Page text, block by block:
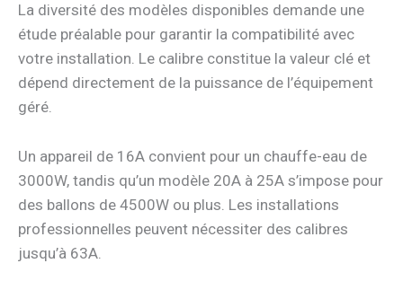
La diversité des modèles disponibles demande une
étude préalable pour garantir la compatibilité avec
votre installation. Le calibre constitue la valeur clé et
dépend directement de la puissance de l’équipement
géré.
Un appareil de 16A convient pour un chauffe-eau de
3000W, tandis qu’un modèle 20A à 25A s’impose pour
des ballons de 4500W ou plus. Les installations
professionnelles peuvent nécessiter des calibres
jusqu’à 63A.